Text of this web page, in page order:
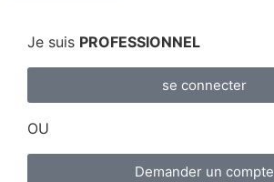
Je suis PROFESSIONNEL
se connecter
OU
Demander un compte